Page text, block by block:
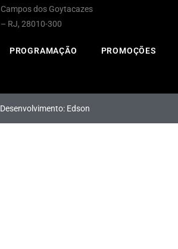
Campos dos Goytacazes
– RJ, 28010-300
PROGRAMAÇÃO PROMOÇÕES
Desenvolvimento: Edson